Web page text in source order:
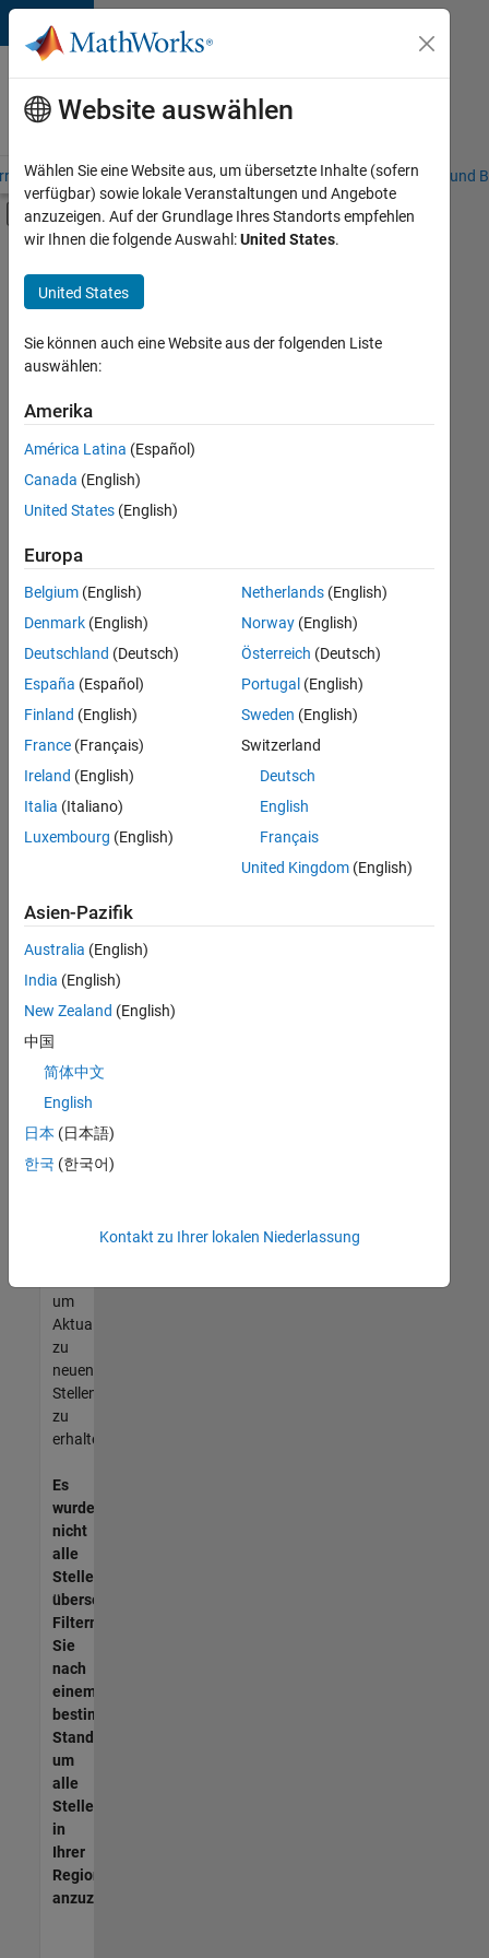
Weiter zum Inhalt
Karriere
bei
MathWorks
– Übersicht Stellensuche Niederlassungen Studierende und
Umschaltung für Off-Canvas-
Hauptinhalt
Information Technology
Inside Sales
Marketing Communications
Marketing Services
Business Model Team
Finance and Operations
Human Resources
+6
Derzeit
es
keine
offenen
Stellen,
Ihren
Suchkriterien
entsprechen.
können
die
Suchkriterien
weiter
fassen
oder
alle
Stellenangebote
anzeigen .
noch
keine
offenen
Stellen
können,
die
Ihren
entsprechen,
werden
unseres
um
Aktualisierungen
zu
neuen
Stellenangeboten
zu
erhalten.
Es
wurden
nicht
alle
Stellen
übersetzt.
Filtern
Sie
nach
einem
bestimmten
Standort,
um
alle
Stellenangebote
in
Ihrer
Region
anzuzeigen.
Website auswählen
Wählen Sie eine Website aus, um übersetzte Inhalte (sofern
verfügbar) sowie lokale Veranstaltungen und Angebote
anzuzeigen. Auf der Grundlage Ihres Standorts empfehlen
wir Ihnen die folgende Auswahl:United States.
United States
Sie können auch eine Website aus der folgenden Liste
auswählen:
Amerika
América Latina (Español)
Canada (English)
United States (English)
Europa
Belgium (English)
Denmark (English)
Deutschland (Deutsch)
España (Español)
Finland (English)
France (Français)
Ireland (English)
Italia (Italiano)
Luxembourg (English)
Netherlands(English)
Norway(English)
Österreich (Deutsch)
Portugal (English)
Sweden (English)
Switzerland
Deutsch
English
Français
United Kingdom(English)
Asien-Pazifik
Australia (English)
India (English)
New Zealand (English)
中国
简体中文
English
日本 (日本語)
한국 (한국어)
Kontakt zu Ihrer lokalen Niederlassung